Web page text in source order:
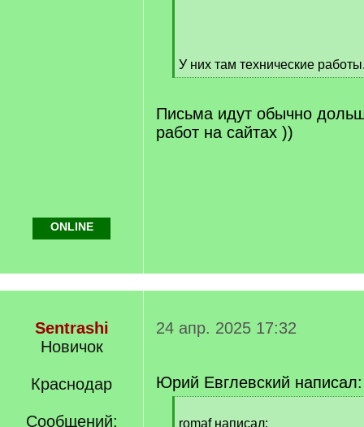
У них там технические
[
q
]
Письма идут обычно
работ на сайтах ))
ONLINE
Sentrashi
Новичок
Краснодар
Сообщений:
24 апр. 2025 17:32
Юрий Евглевский написал:
q
romaf написал: